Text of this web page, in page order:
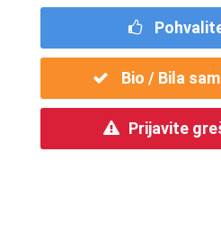
Bio / Bila
Prijavite